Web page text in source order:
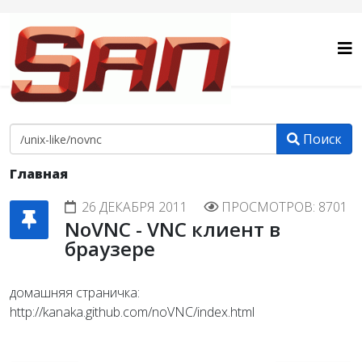
Поиск
Главная
26 ДЕКАБРЯ 2011
ПРОСМОТРОВ: 8701
NoVNC - VNC клиент в
браузере
домашняя страничка:
http://kanaka.github.com/noVNC/index.html